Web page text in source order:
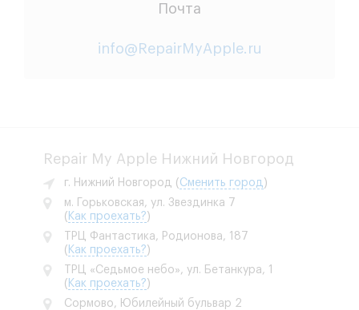
Почта
info@RepairMyApple.ru
Repair My Apple Нижний Новгород
г. Нижний Новгород ( Сменить город )
м. Горьковская, ул. Звездинка 7
( Как проехать?)
ТРЦ Фантастика, Родионова, 187
( Как проехать?)
ТРЦ «Седьмое небо», ул. Бетанкура, 1
( Как проехать?)
Сормово, Юбилейный бульвар 2